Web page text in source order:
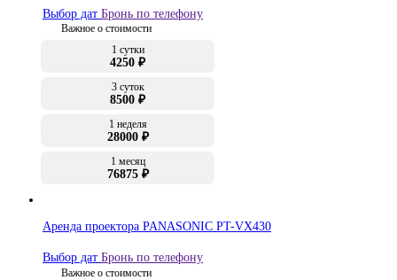
Выбор дат Бронь по телефону
Важное о стоимости
1 сутки
4250 ₽
3 суток
8500 ₽
1 неделя
28000 ₽
1 месяц
76875 ₽
Аренда проектора PANASONIC PT-VX430
Выбор дат Бронь по телефону
Важное о стоимости